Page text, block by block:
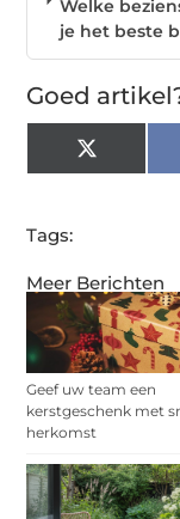
Meer Berichten
Geef uw team een
kerstgeschenk met
herkomst
Welke
je het beste
Goed
X
(Twitter)
Tags: